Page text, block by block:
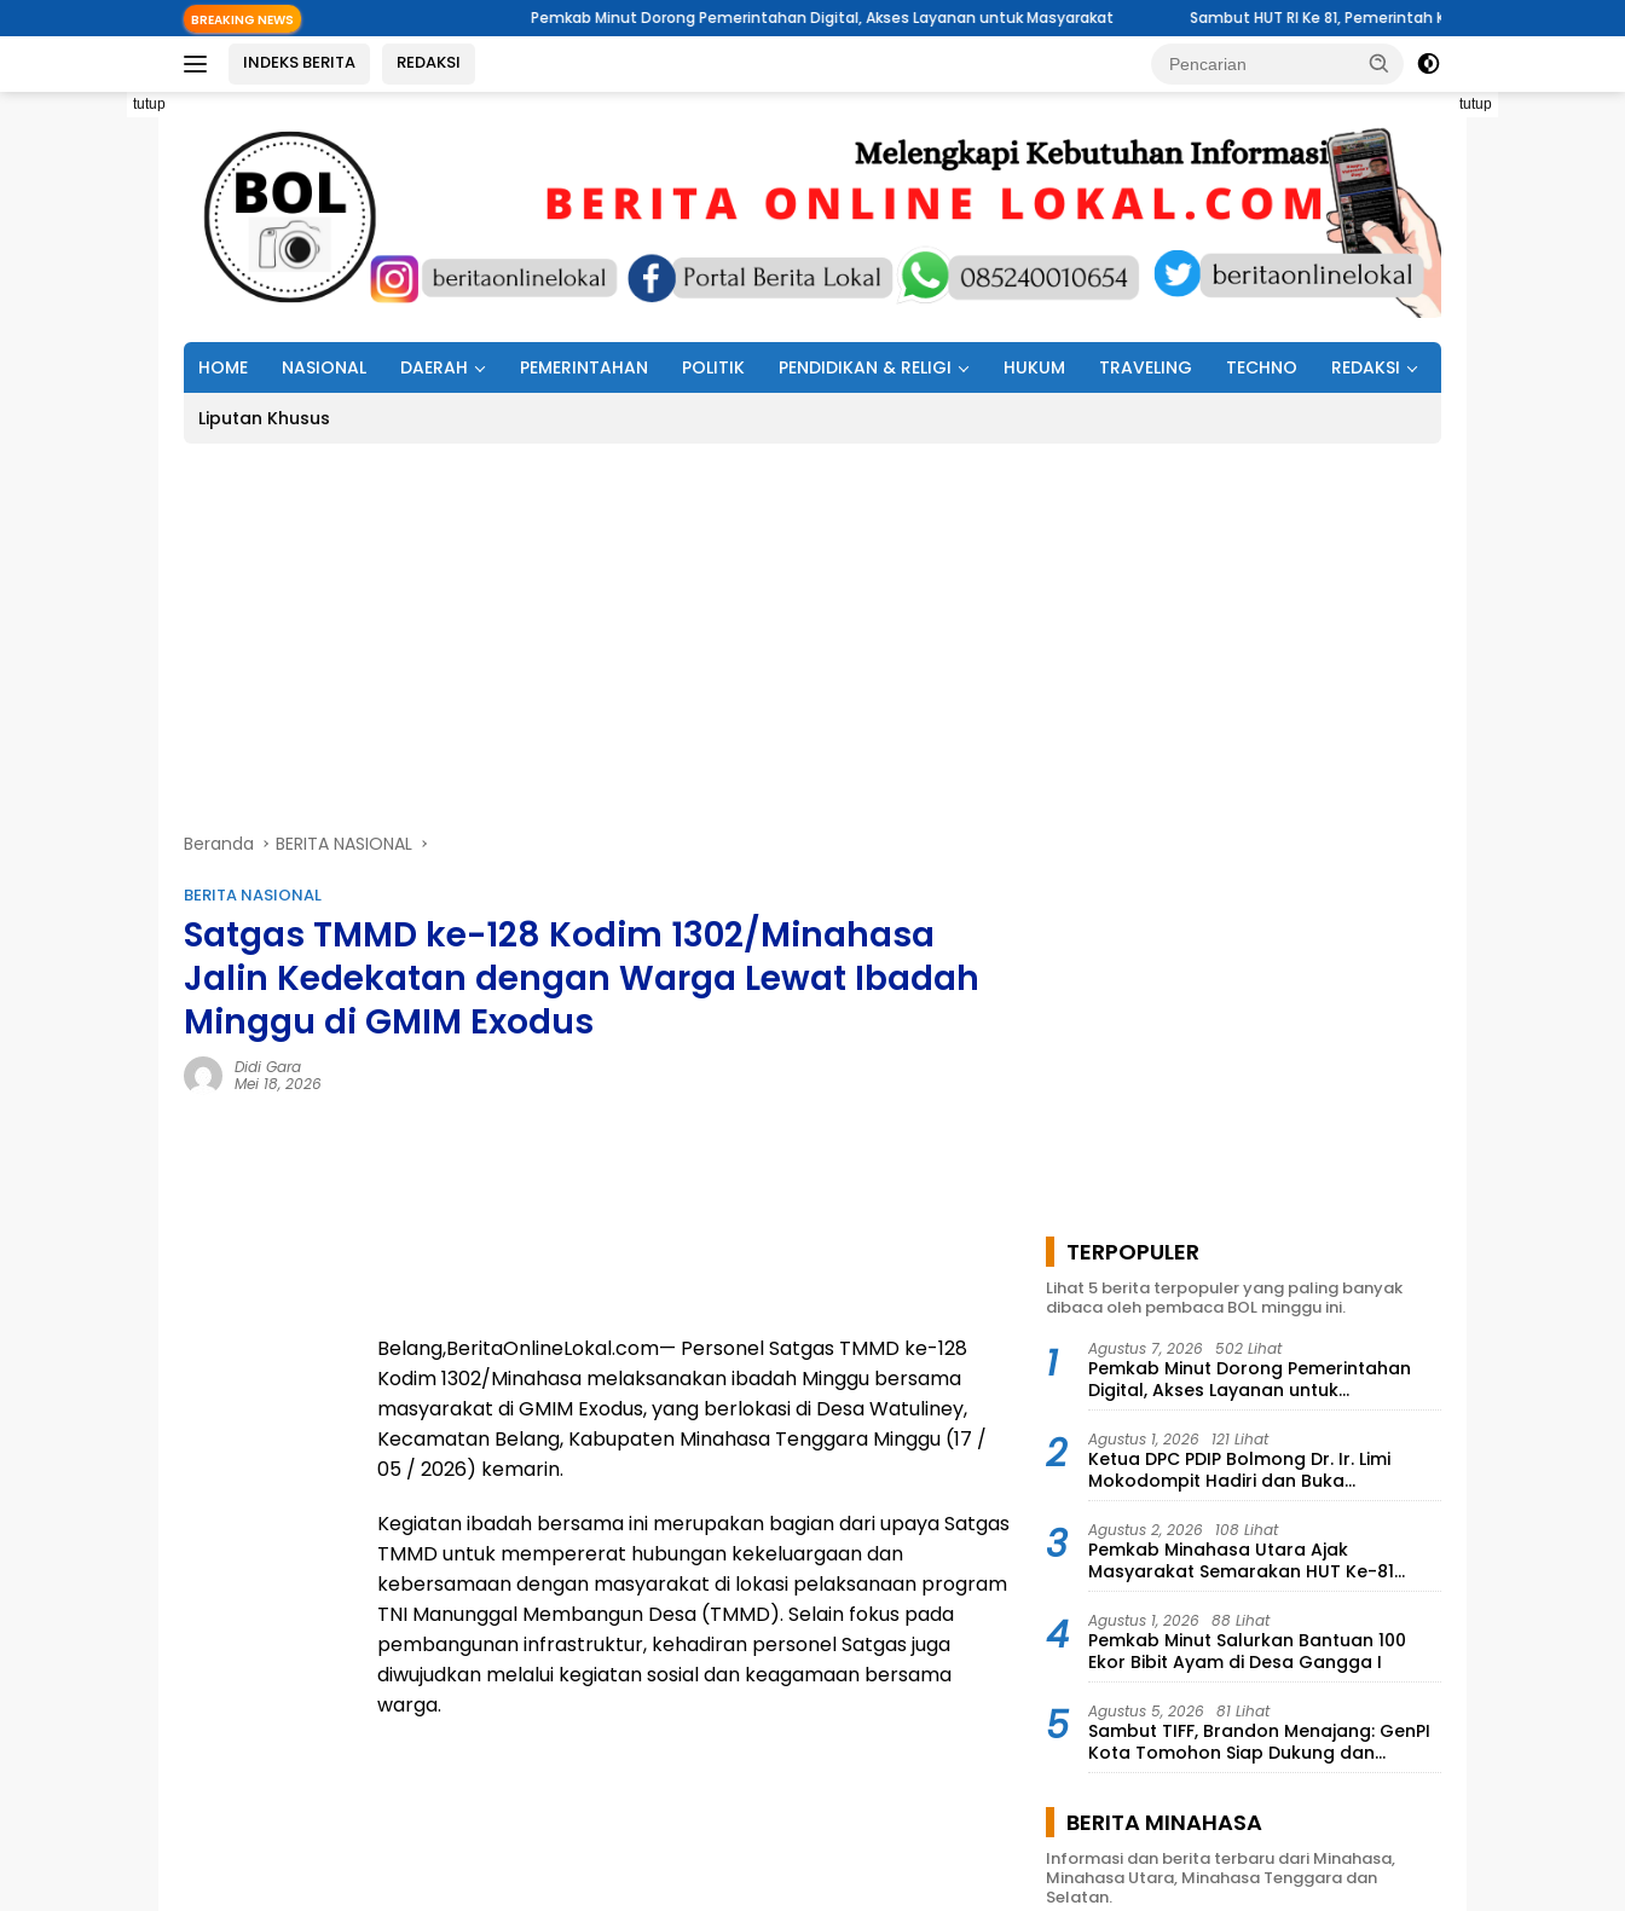
ke
BREAKING NEWS Pemkab Minut Dorong Pemerintahan Digital, Akses Layanan untuk Masyarakat Sambut HUT RI Ke 81, Pemerintah Kelurahan Wawali Mengelar Jumat
INDEKS BERITA REDAKSI
tutup tutup
HOME NASIONAL DAERAH PEMERINTAHAN POLITIK PENDIDIKAN & RELIGI HUKUM TRAVELING TECHNO REDAKSI
Liputan Khusus
Beranda BERITA NASIONAL
BERITA NASIONAL
Satgas TMMD ke-128 Kodim 1302/Minahasa
Jalin Kedekatan dengan Warga Lewat Ibadah
Minggu di GMIM Exodus
Didi Gara
Mei 18, 2026
Belang,BeritaOnlineLokal.com— Personel Satgas TMMD ke-128
Kodim 1302/Minahasa melaksanakan ibadah Minggu bersama
masyarakat di GMIM Exodus, yang berlokasi di Desa Watuliney,
Kecamatan Belang, Kabupaten Minahasa Tenggara Minggu (17 /
05 / 2026) kemarin.
Kegiatan ibadah bersama ini merupakan bagian dari upaya Satgas
TMMD untuk mempererat hubungan kekeluargaan dan
kebersamaan dengan masyarakat di lokasi pelaksanaan program
TNI Manunggal Membangun Desa (TMMD). Selain fokus pada
pembangunan infrastruktur, kehadiran personel Satgas juga
diwujudkan melalui kegiatan sosial dan keagamaan bersama
warga.
TERPOPULER
Lihat 5 berita terpopuler yang paling banyak
dibaca oleh pembaca BOL minggu ini.
1 Agustus 7, 2026 502 Lihat
Pemkab Minut Dorong Pemerintahan
Digital, Akses Layanan untuk
Masyarakat
2 Agustus 1, 2026 121 Lihat
Ketua DPC PDIP Bolmong Dr. Ir. Limi
Mokodompit Hadiri dan Buka
Musyawarah Ranting Se-Kecamatan
Lolayan
3 Agustus 2, 2026 108 Lihat
Pemkab Minahasa Utara Ajak
Masyarakat Semarakan HUT Ke-81
Kemerdekaan RI
4 Agustus 1, 2026 88 Lihat
Pemkab Minut Salurkan Bantuan 100
Ekor Bibit Ayam di Desa Gangga I
5 Agustus 5, 2026 81 Lihat
Sambut TIFF, Brandon Menajang: ​GenPI
Kota Tomohon Siap Dukung dan
Sukseskan TIFF 2026
BERITA MINAHASA
Informasi dan berita terbaru dari Minahasa,
Minahasa Utara, Minahasa Tenggara dan
Selatan.